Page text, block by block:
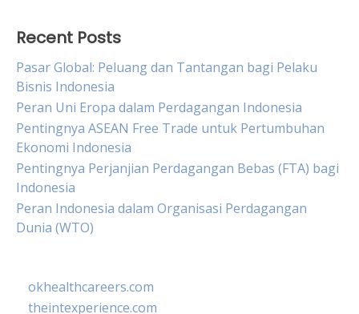
Recent Posts
Pasar Global: Peluang dan Tantangan bagi Pelaku
Bisnis Indonesia
Peran Uni Eropa dalam Perdagangan Indonesia
Pentingnya ASEAN Free Trade untuk Pertumbuhan
Ekonomi Indonesia
Pentingnya Perjanjian Perdagangan Bebas (FTA) bagi
Indonesia
Peran Indonesia dalam Organisasi Perdagangan
Dunia (WTO)
okhealthcareers.com
theintexperience.com